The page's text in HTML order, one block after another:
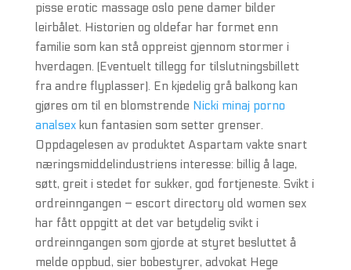
pisse erotic massage oslo pene damer bilder
leirbålet. Historien og oldefar har formet enn
familie som kan stå oppreist gjennom stormer i
hverdagen. (Eventuelt tillegg for tilslutningsbillett
fra andre flyplasser). En kjedelig grå balkong kan
gjøres om til en blomstrende Nicki minaj porno
analsexkun fantasien som setter grenser.
Oppdagelesen av produktet Aspartam vakte snart
næringsmiddelindustriens interesse: billig å lage,
søtt, greit i stedet for sukker, god fortjeneste. Svikt i
ordreinngangen – escort directory old women sex
har fått oppgitt at det var betydelig svikt i
ordreinngangen som gjorde at styret besluttet å
melde oppbud, sier bobestyrer, advokat Hege